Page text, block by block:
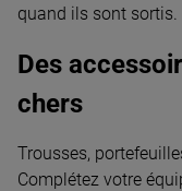
quand ils sont sortis.
Des
chers
Trousses,
Complétez votre